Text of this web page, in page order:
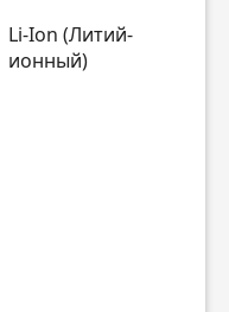
Li-Ion (Литий-
ионный)